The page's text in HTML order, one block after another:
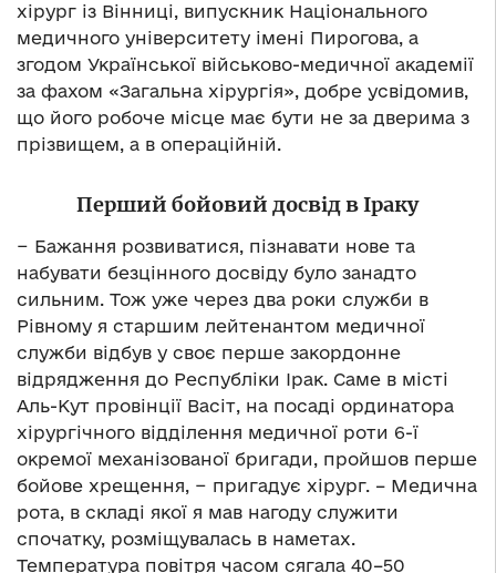
хірург із Вінниці, випускник Національного
медичного університету імені Пирогова, а
згодом Української військово-медичної академії
за фахом «Загальна хірургія», добре усвідомив,
що його робоче місце має бути не за дверима з
прізвищем, а в операційній.
Перший бойовий досвід в Іраку
− Бажання розвиватися, пізнавати нове та
набувати безцінного досвіду було занадто
сильним. Тож уже через два роки служби в
Рівному я старшим лейтенантом медичної
служби відбув у своє перше закордонне
відрядження до Республіки Ірак. Саме в місті
Аль-Кут провінції Васіт, на посаді ординатора
хірургічного відділення медичної роти 6-ї
окремої механізованої бригади, пройшов перше
бойове хрещення, − пригадує хірург. – Медична
рота, в складі якої я мав нагоду служити
спочатку, розміщувалась в наметах.
Температура повітря часом сягала 40–50